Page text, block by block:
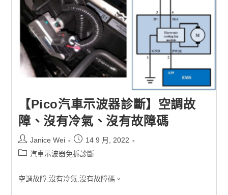
【Pico汽車示波器診斷】空調故
障、沒有冷氣、沒有故障碼
Janice Wei
14 9 月, 2022
汽車示波器免拆診斷
空調故障,沒有冷氣,沒有故障碼。